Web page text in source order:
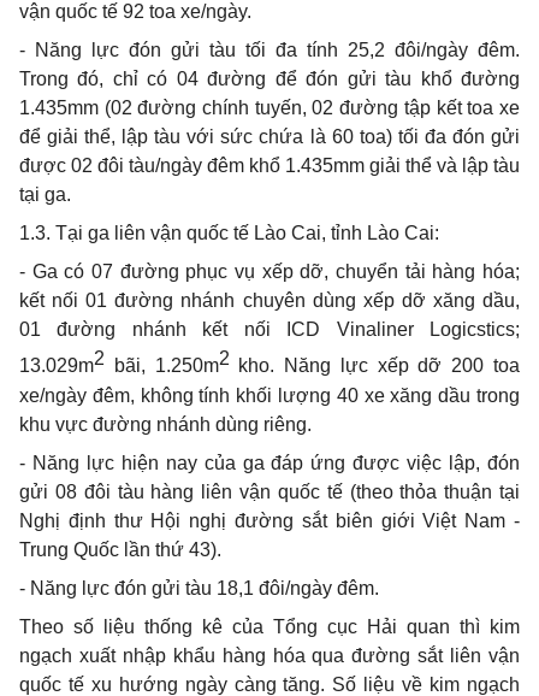
vận quốc tế 92 toa xe/ngày.
- Năng lực đón gửi tàu tối đa tính 25,2 đôi/ngày đêm.
Trong đó, chỉ có 04 đường để đón gửi tàu khổ đường
1.435mm (02 đường chính tuyến, 02 đường tập kết toa xe
để giải thể, lập tàu với sức chứa là 60 toa) tối đa đón gửi
được 02 đôi tàu/ngày đêm khổ 1.435mm giải thể và lập tàu
tại ga.
1.3. Tại ga liên vận quốc tế Lào Cai, tỉnh Lào Cai:
- Ga có 07 đường phục vụ xếp dỡ, chuyển tải hàng hóa;
kết nối 01 đường nhánh chuyên dùng xếp dỡ xăng dầu,
01 đường nhánh kết nối ICD Vinaliner Logicstics;
13.029m2 bãi, 1.250m2 kho. Năng lực xếp dỡ 200 toa
xe/ngày đêm, không tính khối lượng 40 xe xăng dầu trong
khu vực đường nhánh dùng riêng.
- Năng lực hiện nay của ga đáp ứng được việc lập, đón
gửi 08 đôi tàu hàng liên vận quốc tế (theo thỏa thuận tại
Nghị định thư Hội nghị đường sắt biên giới Việt Nam -
Trung Quốc lần thứ 43).
- Năng lực đón gửi tàu 18,1 đôi/ngày đêm.
Theo số liệu thống kê của Tổng cục Hải quan thì kim
ngạch xuất nhập khẩu hàng hóa qua đường sắt liên vận
quốc tế xu hướng ngày càng tăng. Số liệu về kim ngạch